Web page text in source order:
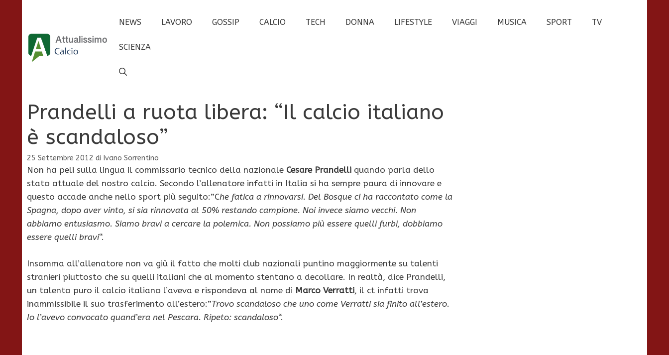
contenuto
NEWS LAVORO GOSSIP CALCIO TECH DONNA LIFESTYLE VIAGGI MUSICA SPORT TV
SCIENZA
Prandelli a ruota libera: “Il calcio italiano
è scandaloso”
25 Settembre 2012 di Ivano Sorrentino
Non ha peli sulla lingua il commissario tecnico della nazionale Cesare Prandelli quando parla dello
stato attuale del nostro calcio. Secondo l’allenatore infatti in Italia si ha sempre paura di innovare e
questo accade anche nello sport più seguito:”Che fatica a rinnovarsi. Del Bosque ci ha raccontato come la
Spagna, dopo aver vinto, si sia rinnovata al 50% restando campione. Noi invece siamo vecchi. Non
abbiamo entusiasmo. Siamo bravi a cercare la polemica. Non possiamo più essere quelli furbi, dobbiamo
essere quelli bravi“.
Insomma all’allenatore non va giù il fatto che molti club nazionali puntino maggiormente su talenti
stranieri piuttosto che su quelli italiani che al momento stentano a decollare. In realtà, dice Prandelli,
un talento puro il calcio italiano l’aveva e rispondeva al nome di Marco Verratti, il ct infatti trova
inammissibile il suo trasferimento all’estero:”Trovo scandaloso che uno come Verratti sia finito all’estero.
Io l’avevo convocato quand’era nel Pescara. Ripeto: scandaloso“.